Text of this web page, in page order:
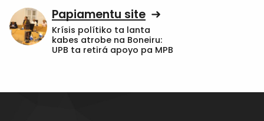
Papiamentu site
Krísis polítiko ta lanta
kabes atrobe na Boneiru:
UPB ta retirá apoyo pa MPB